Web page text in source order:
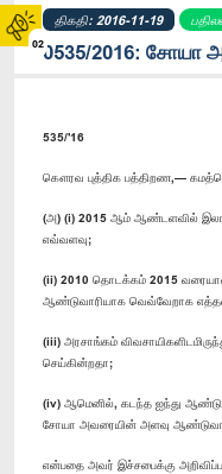
02
திகதி: 2016-11-19
0535/2016: சோயா
535/'16
கௌரவ புத்திக பத்திறண,—
(அ) (i) 2015 ஆம் ஆண்டளவில்
எவ்வளவு;
(ii) 2010 தொடக்கம் 2015
ஆண்டுவாரியாக வெவ்வேறாக
(iii) அரசாங்கம்
செய்கின்றதா;
(iv) ஆமெனில், கடந்த ஐந்து
சோயா அவரையின் அளவு
என்பதை அவர் இச்சபைக்கு